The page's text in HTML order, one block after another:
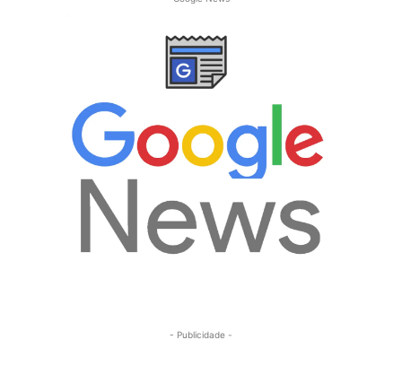
- Publicidade -